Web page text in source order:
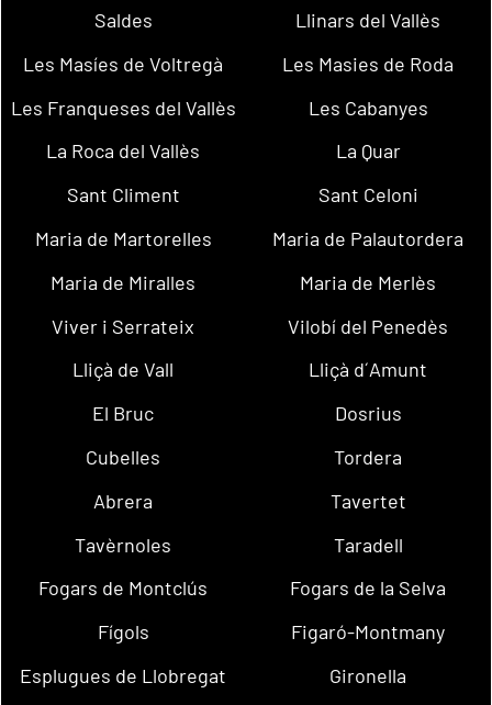
Saldes
Llinars del Vallès
Les Masíes de Voltregà
Les Masies de Roda
Les Franqueses del Vallès
Les Cabanyes
La Roca del Vallès
La Quar
Sant Climent
Sant Celoni
Maria de Martorelles
Maria de Palautordera
Maria de Miralles
Maria de Merlès
Viver i Serrateix
Vilobí del Penedès
Lliçà de Vall
Lliçà d´Amunt
El Bruc
Dosrius
Cubelles
Tordera
Abrera
Tavertet
Tavèrnoles
Taradell
Fogars de Montclús
Fogars de la Selva
Fígols
Figaró-Montmany
Esplugues de Llobregat
Gironella